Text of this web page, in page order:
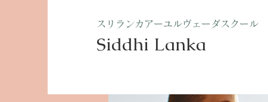
​スリランカアーユルヴェーダスクール
Siddhi Lanka​